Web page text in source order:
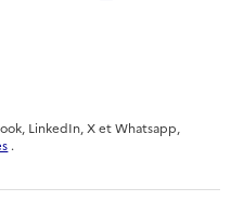
sur X
LinkedIn, X et Whatsapp,
.